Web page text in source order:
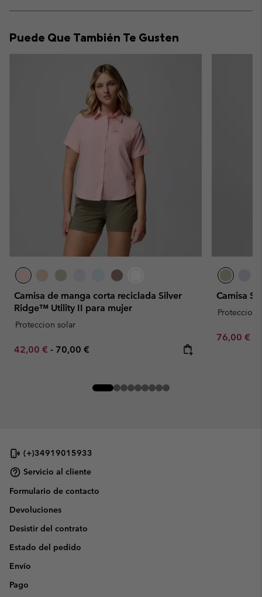
or
Puede Que También Te Gusten
Camisa de manga corta reciclada Silver
Ridge™ Utility II para mujer
Proteccion solar
Minimum sale price:
42,00 € - Maximum price:
70,00 €
Camisa
Proteccion
Minimum
76,00 €
(+)34919015933
Servicio al cliente
Formulario de contacto
Devoluciones
Desistir del contrato
Estado del pedido
Envío
Pago